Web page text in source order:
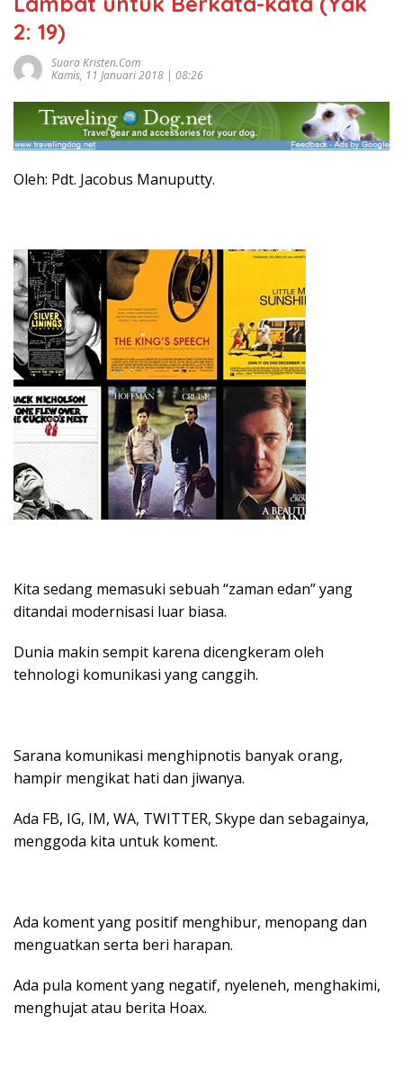
2: 19)
Suara Kristen.com
Kamis, 11 Januari 2018 | 08:26
Oleh: Pdt. Jacobus Manuputty.
Kita sedang memasuki sebuah “zaman edan” yang
ditandai modernisasi luar biasa.
Dunia makin sempit karena dicengkeram oleh
tehnologi komunikasi yang canggih.
Sarana komunikasi menghipnotis banyak orang,
hampir mengikat hati dan jiwanya.
Ada FB, IG, IM, WA, TWITTER, Skype dan sebagainya,
menggoda kita untuk koment.
Ada koment yang positif menghibur, menopang dan
menguatkan serta beri harapan.
Ada pula koment yang negatif, nyeleneh, menghakimi,
menghujat atau berita Hoax.